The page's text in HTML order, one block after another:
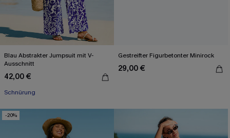
Blau Abstrakter Jumpsuit mit V-
Ausschnitt
42,00 €
Schnürung
Gestreifter Figurbetonter Minirock
29,00 €
-20%